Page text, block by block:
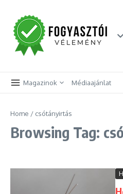
Magazinok Médiaajánlat
Home / csótányirtás
Browsing Tag: